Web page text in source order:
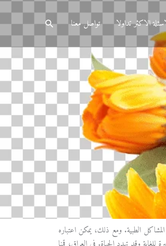
الاكثر تداولا تواصل معنا البحث
الطبية. ومع ذلك، يمكن اعتباره